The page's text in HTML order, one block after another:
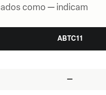
como — indicam
ABTC11
—